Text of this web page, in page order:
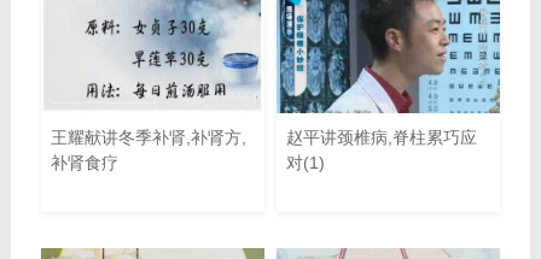
王耀献讲冬季补肾,补肾方,
补肾食疗
赵平讲颈椎病,脊柱累巧应
对(1)